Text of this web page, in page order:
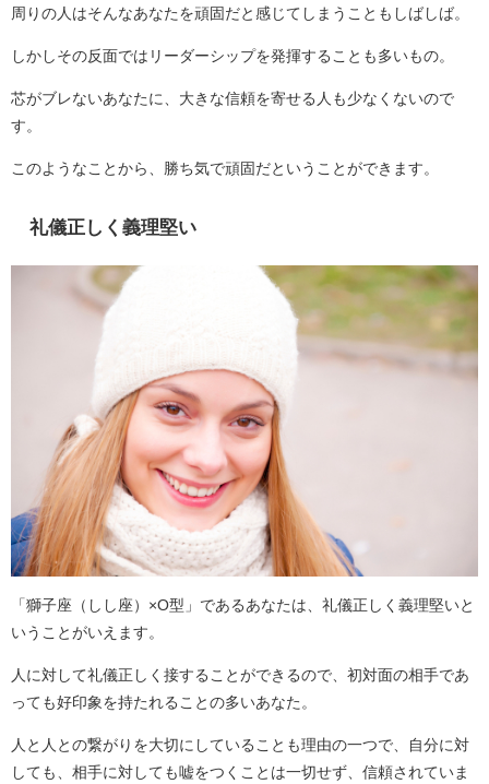
周りの人はそんなあなたを頑固だと感じてしまうこともしばしば。
しかしその反面ではリーダーシップを発揮することも多いもの。
芯がブレないあなたに、大きな信頼を寄せる人も少なくないので
す。
このようなことから、勝ち気で頑固だということができます。
礼儀正しく義理堅い
「獅子座（しし座）×O型」であるあなたは、礼儀正しく義理堅いと
いうことがいえます。
人に対して礼儀正しく接することができるので、初対面の相手であ
っても好印象を持たれることの多いあなた。
人と人との繋がりを大切にしていることも理由の一つで、自分に対
しても、相手に対しても嘘をつくことは一切せず、信頼されていま